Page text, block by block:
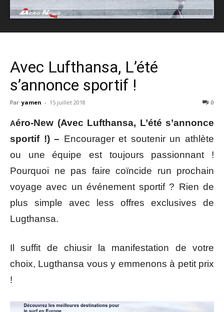
Avec Lufthansa, L’été
s’annonce sportif !
Par yamen - 15 juillet 2018 0
Aéro-New (Avec Lufthansa, L’été s’annonce
sportif !) – Encourager et soutenir un athlète
ou une équipe est toujours passionnant !
Pourquoi ne pas faire coïncide run prochain
voyage avec un événement sportif ? Rien de
plus simple avec less offres exclusives de
Lugthansa.
Il suffit de chiusir la manifestation de votre
choix, Lugthansa vous y emmenons à petit prix
!